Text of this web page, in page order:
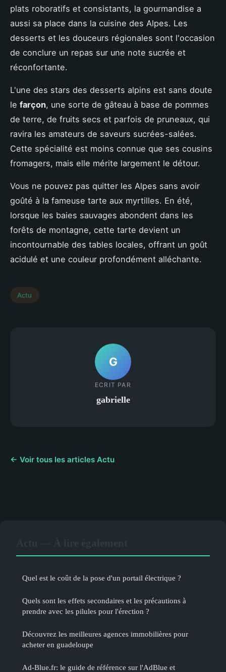
plats roboratifs et consistants, la gourmandise a
aussi sa place dans la cuisine des Alpes. Les
desserts et les douceurs régionales sont l'occasion
de conclure un repas sur une note sucrée et
réconfortante.
L'une des stars des desserts alpins est sans doute
le farçon, une sorte de gâteau à base de pommes
de terre, de fruits secs et parfois de pruneaux, qui
ravira les amateurs de saveurs sucrées-salées.
Cette spécialité est moins connue que ses cousins
fromagers, mais elle mérite largement le détour.
Vous ne pouvez pas quitter les Alpes sans avoir
goûté à la fameuse tarte aux myrtilles. En été,
lorsque les baies sauvages abondent dans les
forêts de montagne, cette tarte devient un
incontournable des tables locales, offrant un goût
acidulé et une couleur profondément alléchante.
Actu
G
ECRIT PAR
gabrielle
← Voir tous les articles Actu
Quel est le coût de la pose d'un portail électrique ?
Quels sont les effets secondaires et les précautions à
prendre avec les pilules pour l'érection ?
Découvrez les meilleures agences immobilières pour
acheter en guadeloupe
Ad-Blue.fr: le guide de référence sur l'AdBlue et